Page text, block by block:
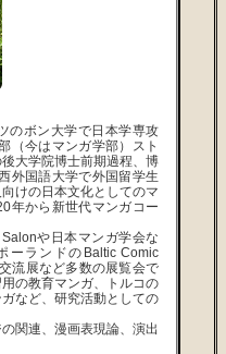
のボン大学で日本学専攻
（今はマンガ学部）スト
大学院博士前期過程、博
外国語大学で外国留学生
けの日本文化としてのマ
年から新世代マンガコー
や日本マンガ学会な
ーランドのBaltic Comic
流展など多数の展覧会で
の教育マンガ、トルコの
など、研究活動としての
関連、漫画表現論、演出